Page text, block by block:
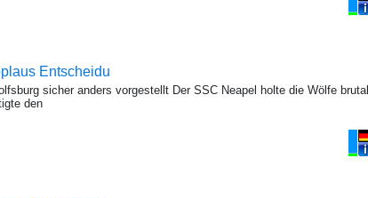
Entscheidu
sicher anders vorgestellt Der SSC Neapel holte die Wölfe brutal
den